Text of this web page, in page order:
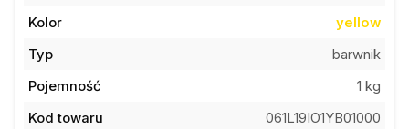
Kolor
yellow
Typ
barwnik
Pojemność
1 kg
Kod towaru
061L19IO1YB01000